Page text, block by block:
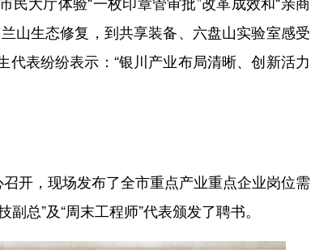
山生态修复，到共享装备、六盘山实验室感受
表纷纷表示：“银川产业布局清晰、创新活力
开，现场发布了全市重点产业重点企业岗位需
总”及“周末工程师”代表颁发了聘书。